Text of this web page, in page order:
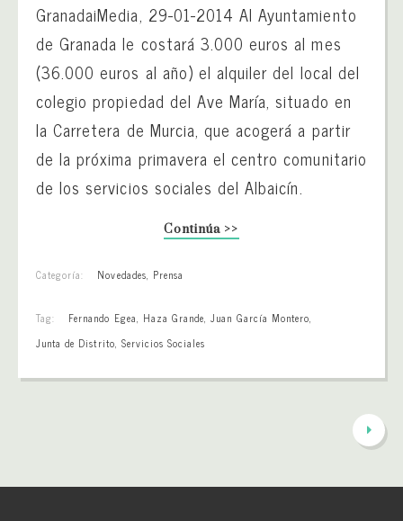
GranadaiMedia, 29-01-2014 Al Ayuntamiento
de Granada le costará 3.000 euros al mes
(36.000 euros al año) el alquiler del local del
colegio propiedad del Ave María, situado en
la Carretera de Murcia, que acogerá a partir
de la próxima primavera el centro comunitario
de los servicios sociales del Albaicín.
Continúa >>
Categoría: Novedades, Prensa
Tag: Fernando Egea, Haza Grande,Juan García Montero,
Junta de Distrito, Servicios Sociales